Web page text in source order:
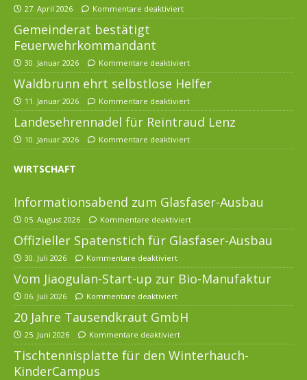
27. April 2026 Kommentare deaktiviert
Gemeinderat bestätigt
Feuerwehrkommandant
30. Januar 2026 Kommentare deaktiviert
Waldbrunn ehrt selbstlose Helfer
11. Januar 2026 Kommentare deaktiviert
Landesehrennadel für Reintraud Lenz
10. Januar 2026 Kommentare deaktiviert
WIRTSCHAFT
Informationsabend zum Glasfaser-Ausbau
05. August 2026 Kommentare deaktiviert
Offizieller Spatenstich für Glasfaser-Ausbau
30. Juli 2026 Kommentare deaktiviert
Vom Jiaogulan-Start-up zur Bio-Manufaktur
06. Juli 2026 Kommentare deaktiviert
20 Jahre Tausendkraut GmbH
25. Juni 2026 Kommentare deaktiviert
Tischtennisplatte für den Winterhauch-
KinderCampus